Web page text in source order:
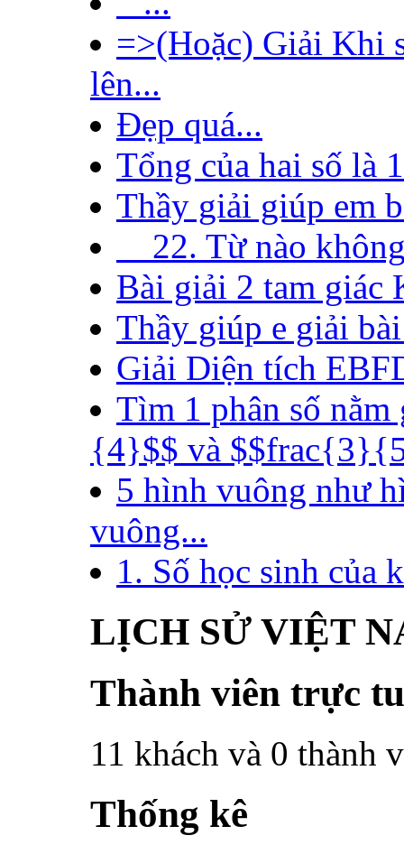
=>(Hoặc) Giải Khi
lên...
Đẹp quá...
Tổng của hai số là
Thầy giải giúp em
22. Từ nào
Bài giải 2 tam giác
Thầy giúp e giải
Giải Diện tích
Tìm 1 phân số
{4}$$ và
5 hình vuông như
vuông...
1. Số học sinh của
LỊCH SỬ VIỆT
Thành viên trực
11 khách và 0 thành
Thống kê